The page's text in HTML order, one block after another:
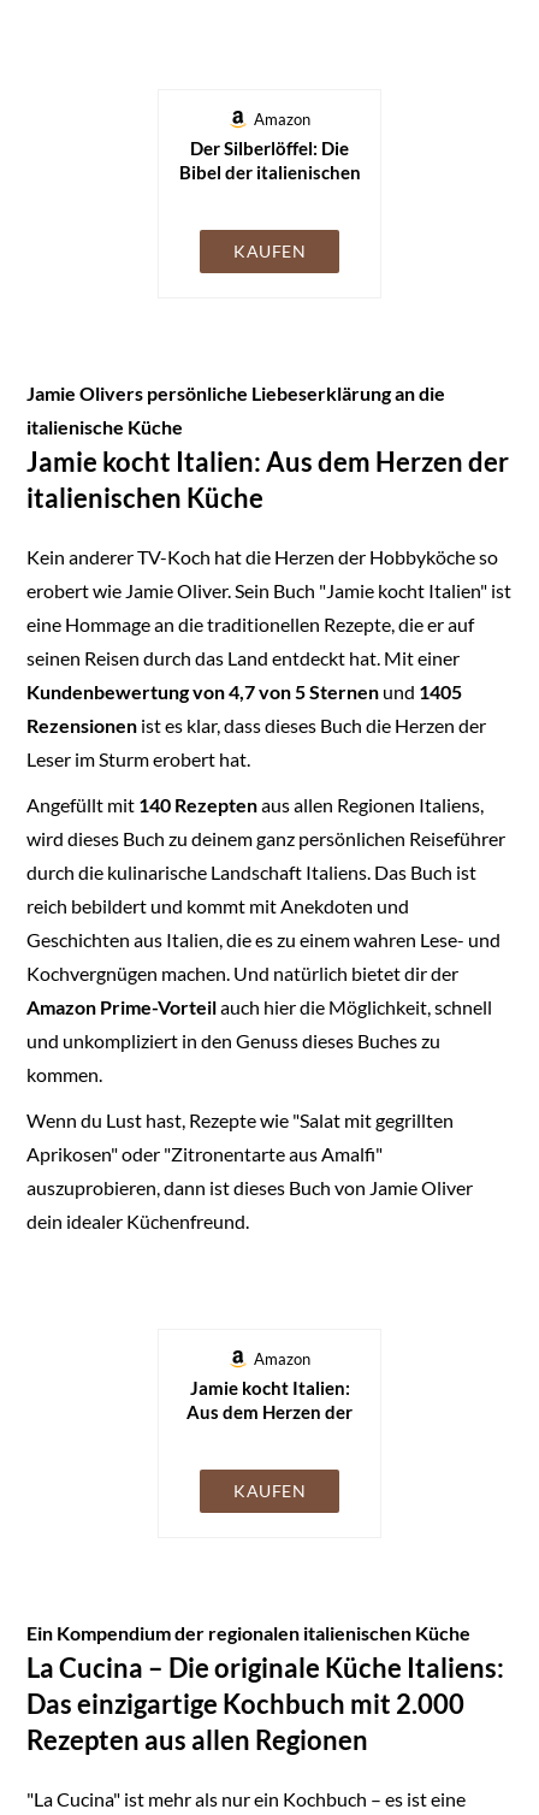
Amazon
Der Silberlöffel: Die
Bibel der italienischen
Antipasti bis Dolci |
GAD Silbermedaillen-
KAUFEN
Jamie Olivers persönliche Liebeserklärung an die
italienische Küche
Jamie kocht Italien: Aus dem Herzen der
italienischen Küche
Kein anderer TV-Koch hat die Herzen der Hobbyköche so
erobert wie Jamie Oliver. Sein Buch "Jamie kocht Italien" ist
eine Hommage an die traditionellen Rezepte, die er auf
seinen Reisen durch das Land entdeckt hat. Mit einer
Kundenbewertung von 4,7 von 5 Sternen und 1405
Rezensionen ist es klar, dass dieses Buch die Herzen der
Leser im Sturm erobert hat.
Angefüllt mit 140 Rezeptenaus allen Regionen Italiens,
wird dieses Buch zu deinem ganz persönlichen Reiseführer
durch die kulinarische Landschaft Italiens. Das Buch ist
reich bebildert und kommt mit Anekdoten und
Geschichten aus Italien, die es zu einem wahren Lese- und
Kochvergnügen machen. Und natürlich bietet dir der
Amazon Prime-Vorteilauch hier die Möglichkeit, schnell
und unkompliziert in den Genuss dieses Buches zu
kommen.
Wenn du Lust hast, Rezepte wie "Salat mit gegrillten
Aprikosen" oder "Zitronentarte aus Amalfi"
auszuprobieren, dann ist dieses Buch von Jamie Oliver
dein idealer Küchenfreund.
Amazon
Jamie kocht Italien:
Aus dem Herzen der
KAUFEN
Ein Kompendium der regionalen italienischen Küche
La Cucina – Die originale Küche Italiens:
Das einzigartige Kochbuch mit 2.000
Rezepten aus allen Regionen
"La Cucina" ist mehr als nur ein Kochbuch – es ist eine